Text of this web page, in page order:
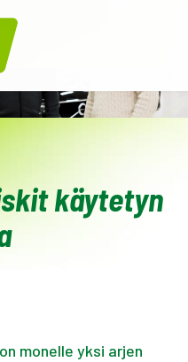
käytetyn
monelle yksi arjen